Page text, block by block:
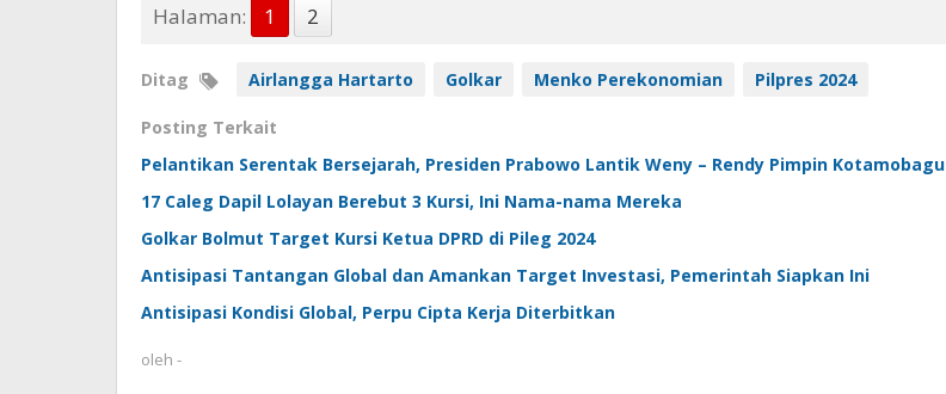
Halaman: 1 2
Ditag Airlangga Hartarto Golkar Menko Perekonomian Pilpres 2024
Posting Terkait
Pelantikan Serentak Bersejarah, Presiden Prabowo Lantik Weny – Rendy Pimpin Kotamobagu
17 Caleg Dapil Lolayan Berebut 3 Kursi, Ini Nama-nama Mereka
Golkar Bolmut Target Kursi Ketua DPRD di Pileg 2024
Antisipasi Tantangan Global dan Amankan Target Investasi, Pemerintah Siapkan Ini
Antisipasi Kondisi Global, Perpu Cipta Kerja Diterbitkan
oleh -